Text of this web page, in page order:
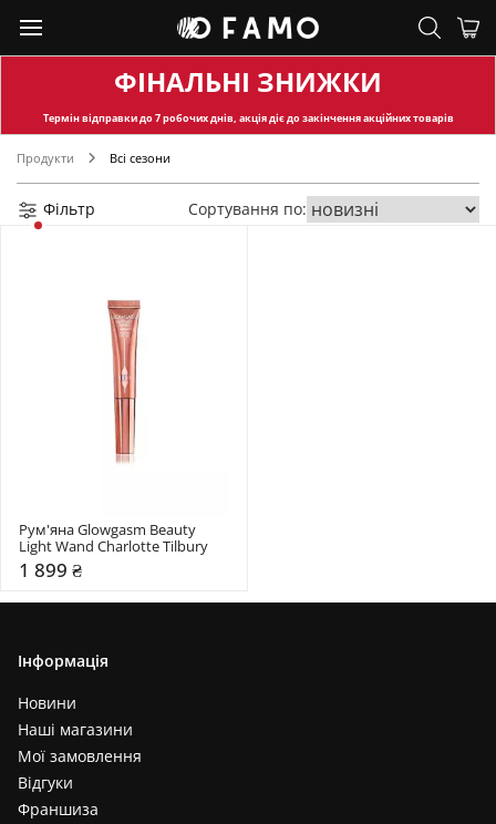
ФІНАЛЬНІ ЗНИЖКИ
Термін відправкидо 7 робочих днів, акція діє до закінчення акційних товарів
Продукти Всі сезони
Фільтр Сортування по:
Рум'яна Glowgasm Beauty
Light Wand Charlotte Tilbury
1 899 ₴
Інформація
Новини
Наші магазини
Мої замовлення
Відгуки
Франшиза